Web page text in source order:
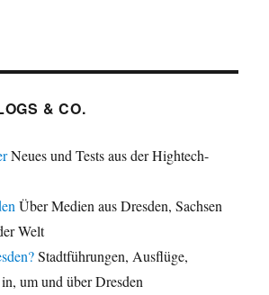
& CO.
Neues und Tests aus der Hightech-
Über Medien aus Dresden, Sachsen
Welt
Stadtführungen, Ausflüge,
um und über Dresden